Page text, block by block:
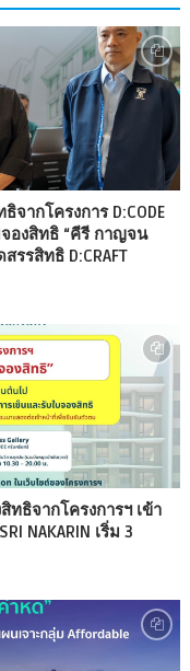
ากโครงการ D:CODE
จองสิทธิ “คีรี กาญจน
รสิทธิ D:CRAFT
ทธิจากโครงการฯ เข้า
NAKARIN เริ่ม 3